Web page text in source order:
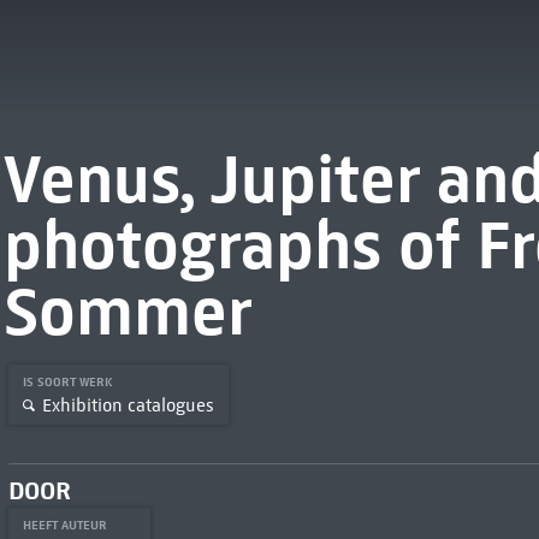
Venus, Jupiter
photographs of
Sommer
IS SOORT WERK
Exhibition catalogues
DOOR
HEEFT AUTEUR